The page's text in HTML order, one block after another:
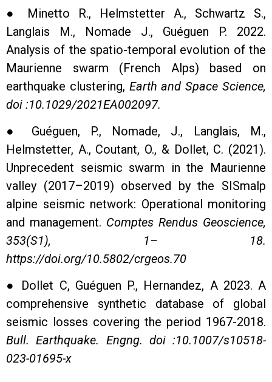
● Minetto R., Helmstetter A., Schwartz S.,
Langlais M., Nomade J., Guéguen P. 2022.
Analysis of the spatio-temporal evolution of the
Maurienne swarm (French Alps) based on
earthquake clustering, Earth and Space Science,
doi :10.1029/2021EA002097.
● Guéguen, P., Nomade, J., Langlais, M.,
Helmstetter, A., Coutant, O., & Dollet, C. (2021).
Unprecedent seismic swarm in the Maurienne
valley (2017–2019) observed by the SISmalp
alpine seismic network: Operational monitoring
and management. Comptes Rendus Geoscience,
353(S1), 1– 18.
https://doi.org/10.5802/crgeos.70
● Dollet C, Guéguen P., Hernandez, A 2023. A
comprehensive synthetic database of global
seismic losses covering the period 1967-2018.
Bull. Earthquake. Engng. doi :10.1007/s10518-
023-01695-x